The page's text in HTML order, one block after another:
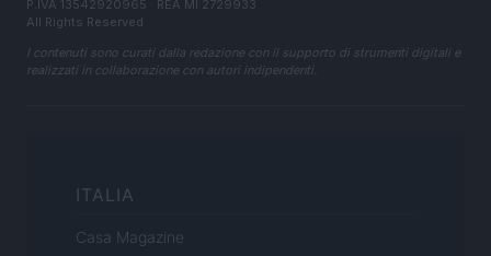
P.IVA 13542920965 · REA MI 2729933
All Rights Reserved
I contenuti sono curati dalla redazione con il supporto di strumenti digitali e
realizzati in collaborazione con autori indipendenti.
ITALIA
Casa Magazine